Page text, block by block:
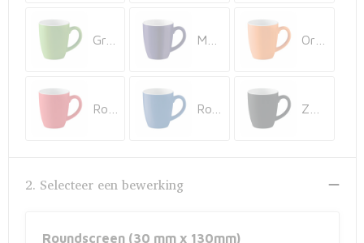
Opbergtassen
Golftassen
Groen
2. Selecteer een bewerking
Roundscreen (30 mm x 130mm)